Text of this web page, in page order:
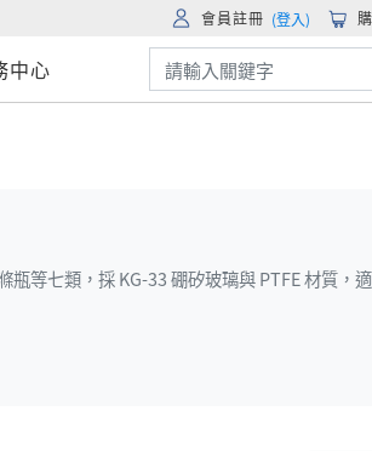
會員註冊 (登入)
中心
等七類，採 KG-33 硼矽玻璃與 PTFE 材質，